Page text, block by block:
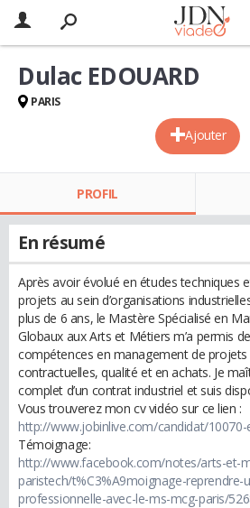
Ajouter
Dulac EDOUARD
PARIS
PROFIL
En résumé
Après avoir évolué en études techniques
projets au sein d’organisations
plus de 6 ans, le Mastère Spécialisé en
Globaux aux Arts et Métiers m’a permis
compétences en management de projets
contractuelles, qualité et en achats. Je
complet d’un contrat industriel et suis
Vous trouverez mon cv vidéo sur ce lien :
http://www.jobinlive.com/candidat/
Témoignage:
http://www.facebook.com/notes/arts-et-
paristech/t%C3%A9moignage-reprendre-
professionnelle-avec-le-ms-mcg-paris/